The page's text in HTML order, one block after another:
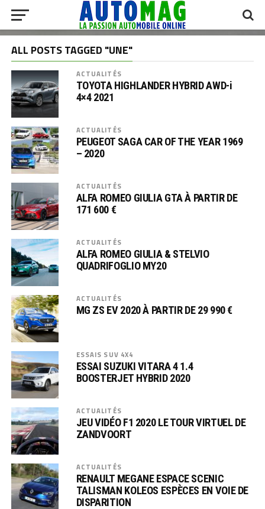
ALL POSTS TAGGED "UNE"
ACTUALITÉS
TOYOTA HIGHLANDER HYBRID AWD-i
4×4 2021
ACTUALITÉS
PEUGEOT SAGA CAR OF THE YEAR 1969
– 2020
ACTUALITÉS
ALFA ROMEO GIULIA GTA À PARTIR DE
171 600 €
ACTUALITÉS
ALFA ROMEO GIULIA & STELVIO
QUADRIFOGLIO MY20
ACTUALITÉS
MG ZS EV 2020 À PARTIR DE 29 990 €
ESSAIS SUV 4X4
ESSAI SUZUKI VITARA 4 1.4
BOOSTERJET HYBRID 2020
ACTUALITÉS
JEU VIDÉO F1 2020 LE TOUR VIRTUEL DE
ZANDVOORT
ACTUALITÉS
RENAULT MEGANE ESPACE SCENIC
TALISMAN KOLEOS ESPÈCES EN VOIE DE
DISPARITION